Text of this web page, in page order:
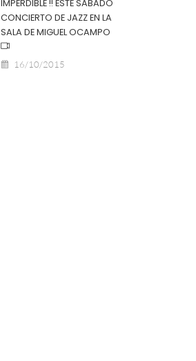
IMPERDIBLE !! ESTE SABADO
CONCIERTO DE JAZZ EN LA
SALA DE MIGUEL OCAMPO
16/10/2015